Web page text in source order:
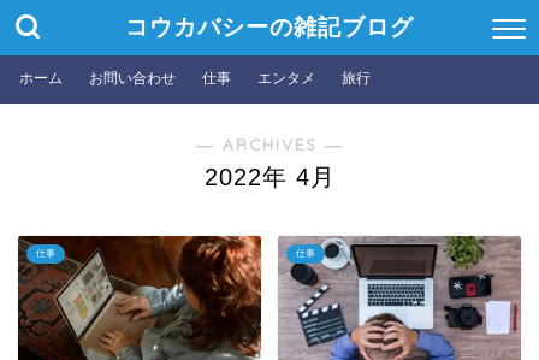
コウカバシーの雑記ブログ
ホーム お問い合わせ 仕事 エンタメ 旅行
― ARCHIVES ―
2022年 4月
仕事 仕事